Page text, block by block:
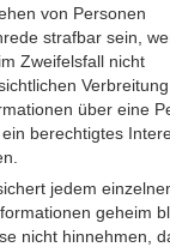
von Personen
strafbar sein,
Zweifelsfall nicht
über eine
berechtigtes
jedem
geheim
nicht hinnehmen,